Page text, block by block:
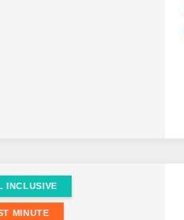
INCLUSIVE
MINUTE